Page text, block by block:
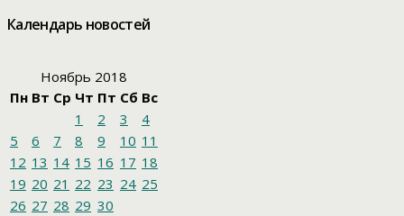
Календарь новостей
Ноябрь 2018
Пн Вт Ср Чт Пт Сб Вс
1
2 3
4
5
6 7 8 9 10 11
12 13 14 15 16 17 18
19 20 21 22 23 24 25
26 27 28 29 30